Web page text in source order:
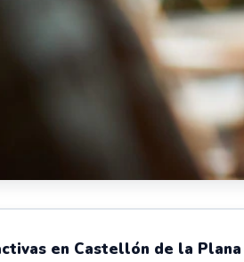
en Castellón de la Plana